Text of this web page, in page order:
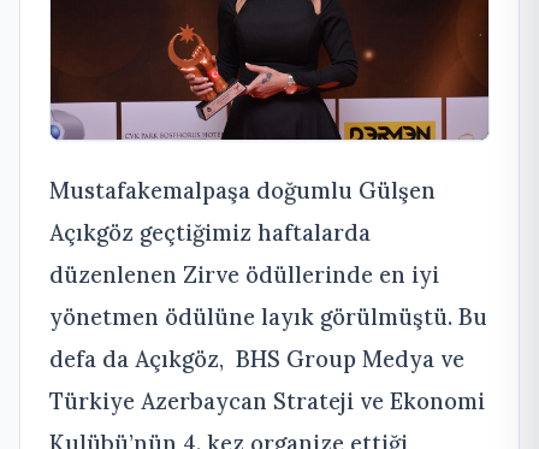
Mustafakemalpaşa doğumlu Gülşen
Açıkgöz geçtiğimiz haftalarda
düzenlenen Zirve ödüllerinde en iyi
yönetmen ödülüne layık görülmüştü. Bu
defa da Açıkgöz, BHS Group Medya ve
Türkiye Azerbaycan Strateji ve Ekonomi